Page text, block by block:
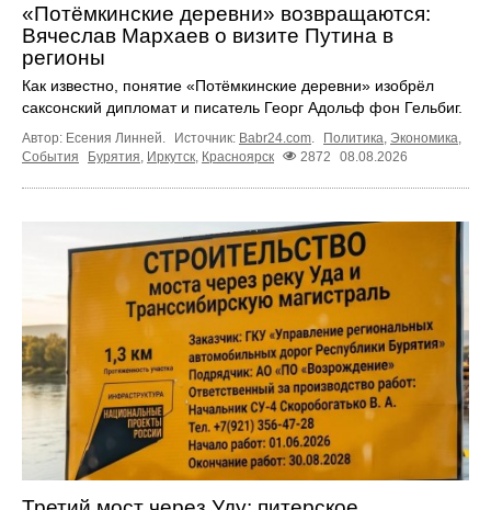
«Потёмкинские деревни» возвращаются:
Вячеслав Мархаев о визите Путина в
регионы
Как известно, понятие «Потёмкинские деревни» изобрёл
саксонский дипломат и писатель Георг Адольф фон Гельбиг.
Автор: Есения Линней. Источник: Babr24.com Политика Экономика
События
Бурятия Иркутск Красноярск 2872 08.08.2026